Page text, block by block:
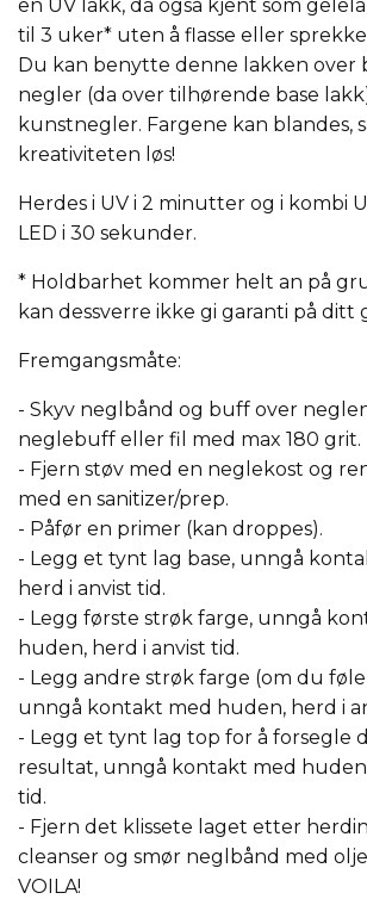
en UV lakk, da også kjent som
til 3 uker* uten å flasse eller
Du kan benytte denne lakken over
negler (da over tilhørende base
kunstnegler. Fargene kan blandes,
kreativiteten løs!
Herdes i UV i 2 minutter og i kombi
LED i 30 sekunder.
* Holdbarhet kommer helt an på
kan dessverre ikke gi garanti på ditt
Fremgangsmåte:
- Skyv neglbånd og buff over
neglebuff eller fil med max 180 grit.
- Fjern støv med en neglekost og
med en sanitizer/prep.
- Påfør en primer (kan droppes).
- Legg et tynt lag base, unngå
herd i anvist tid.
- Legg første strøk farge, unngå
huden, herd i anvist tid.
- Legg andre strøk farge (om du
unngå kontakt med huden, herd i
- Legg et tynt lag top for å forsegle
resultat, unngå kontakt med
tid.
- Fjern det klissete laget etter
cleanser og smør neglbånd med
VOILA!